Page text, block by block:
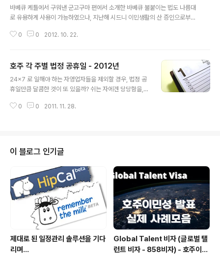
바베큐 케틀에서 구워낸 군고구마 편에서 소개한 바베큐 불붙이는 법도 나름대
로 유용하게 사용이 가능하였으나, 지난해 시드니 이민생활의 산 증인으로부터
람 쏴주기) 에 비길 수는 없었다. 하지만, 바짝 마른 잔디에 불똥이 틔어 온 마당
mney Starter 가 있었으니... 이것은 바로 바베큐 불붙이기의 끝판왕 해외배
송을 안해주는 상품인지라, 배송대행을 해서 겨우 공수해온 녀석인데, 사정없이
굴뚝에서 모락모락 피어오르는 연기가 아주 황홀하다. :-) 이제 도중에 불 죽어
0 0 2012. 10. 22.
호주 각 주별 법정 공휴일 - 2012년
24x7 로 일해야 하는 자영업자들을 제외할 경우, 법정 공
휴일만큼 달콤한 것이 또 있을까? 쉬는 자에겐 당당함을,
정 공휴일. 이건 나라를 막론하고, 월급쟁이들에게 있어 가
일을 여왕 탄생일로 기념하던 걸 매 10월 첫 월요일로 이전
하게 된다. 친절한 퀸슬랜드 주정부는 시행 첫 해인 2012
년에는 대중들이 혼란을 겪을지도 모른다는 판단 하에 기
존 여왕 탄생일과 신규 시행 여왕 탄생일 모두 휴일로 지정
하여 둘 다 쉬게 해주는 멋진 센스를 보여주기에 이른다. 그
리하여, ..
0 0 2011. 11. 28.
이 블로그 인기글
제대로 된 일정관리 솔루션을 기다
리며...
Global Talent 비자 (글로벌 탤
런트 비자 - 858비자) - 호주이민